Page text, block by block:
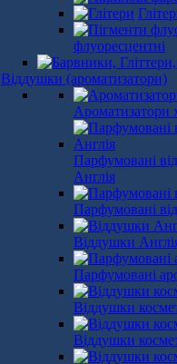
флуоресцентні
Віддушки (ароматизатори)
Ароматизатори
Парфумовані
Англія
Парфумовані
Віддушки
Парфумовані
Віддушки
Віддушки